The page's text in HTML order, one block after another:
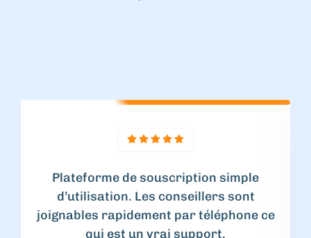
Plateforme de souscription simple
d’utilisation. Les conseillers sont
joignables rapidement par téléphone ce
qui est un vrai support.